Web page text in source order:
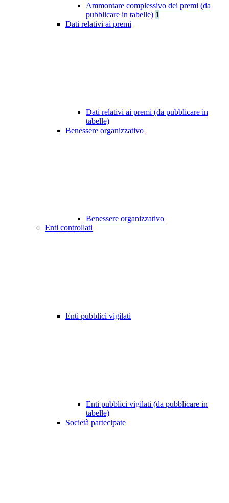
Ammontare complessivo dei premi (da
pubblicare in tabelle) 1
Dati relativi ai premi
Dati relativi ai premi (da pubblicare in
tabelle)
Benessere organizzativo
Benessere organizzativo
Enti controllati
Enti pubblici vigilati
Enti pubblici vigilati (da pubblicare in
tabelle)
Società partecipate